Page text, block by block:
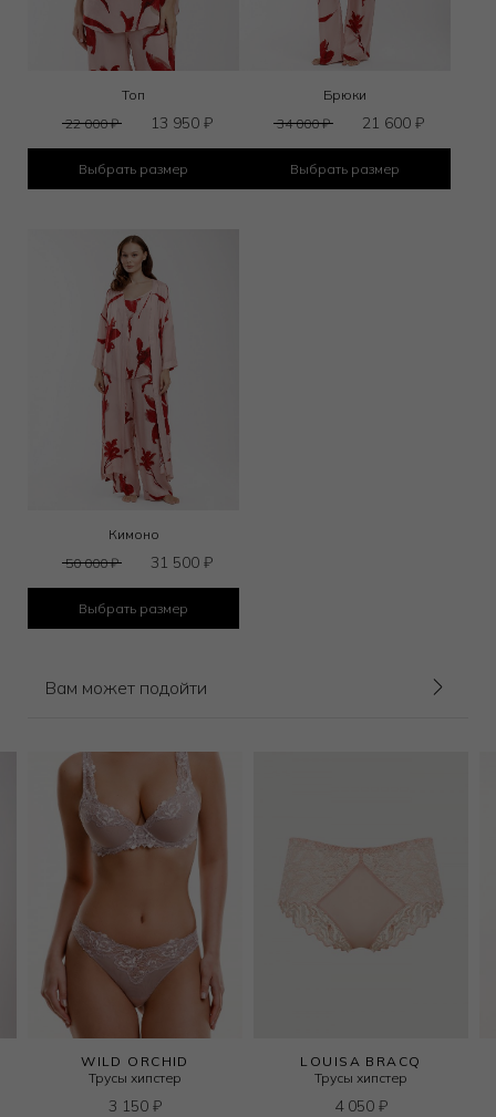
Топ
22 000₽ 13 950₽
Выбрать размер
Брюки
34 000₽ 21 600₽
Выбрать размер
Кимоно
50 000₽ 31 500₽
Выбрать размер
Вам может подойти
WILD ORCHID
Трусы хипстер
3 150 ₽
LOUISA BRACQ
Трусы хипстер
4 050 ₽